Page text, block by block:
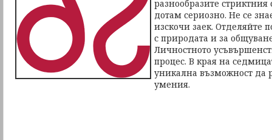
разнообразите
дотам сериозно. Не се
изскочи заек. Отделяйте
с природата и за
Личностното
процес. В края на
уникална възможност да
умения.